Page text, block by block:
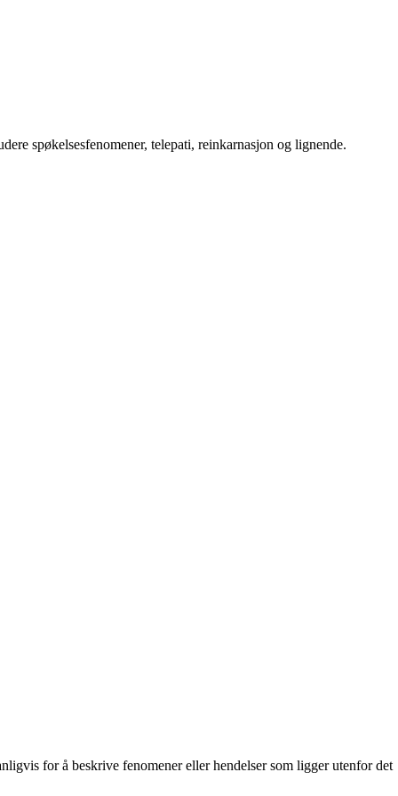
spøkelsesfenomener, telepati, reinkarnasjon og lignende.
for å beskrive fenomener eller hendelser som ligger utenfor det